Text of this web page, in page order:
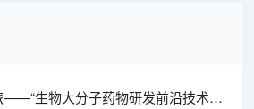
生物大分子药物研发前沿技术”